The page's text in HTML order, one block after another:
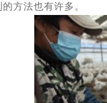
方法也有许多。